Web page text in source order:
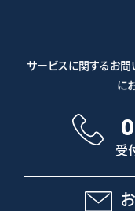
サービスに関するお問
に
受